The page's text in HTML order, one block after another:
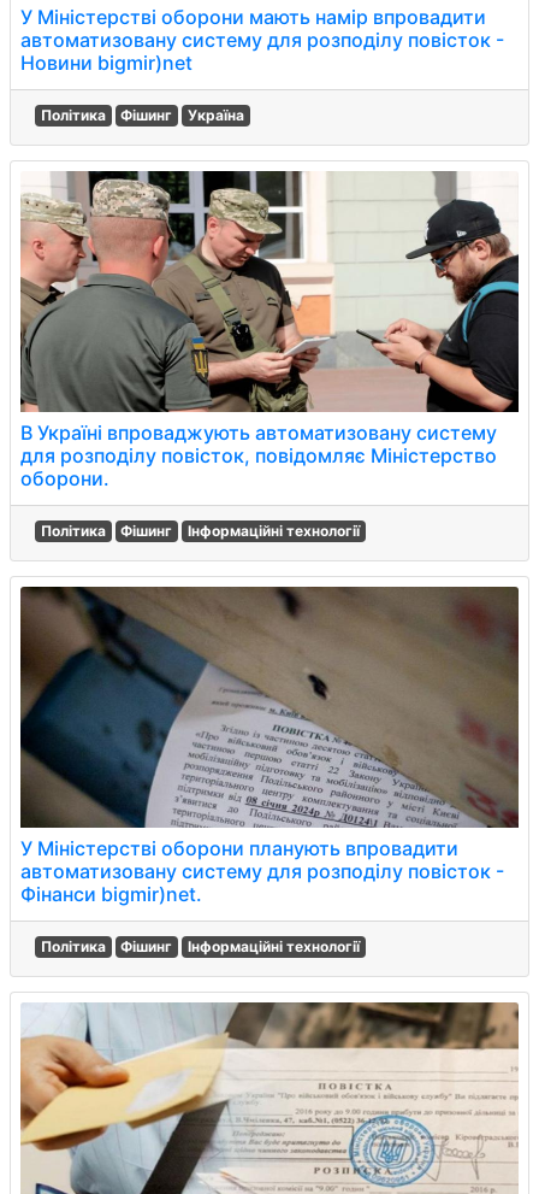
У Міністерстві оборони мають намір впровадити
автоматизовану систему для розподілу повісток -
Новини bigmir)net
Політика Фішинг Україна
В Україні впроваджують автоматизовану систему
для розподілу повісток, повідомляє Міністерство
оборони.
Політика Фішинг Інформаційні технології
У Міністерстві оборони планують впровадити
автоматизовану систему для розподілу повісток -
Фінанси bigmir)net.
Політика Фішинг Інформаційні технології